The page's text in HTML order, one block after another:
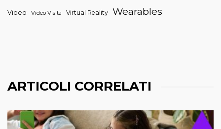
Video Video Visita Virtual Reality Wearables
ARTICOLI CORRELATI